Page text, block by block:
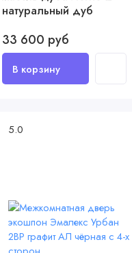
натуральный дуб
33 600 руб
5.0